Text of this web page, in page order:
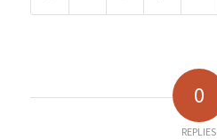
0
REPLIES